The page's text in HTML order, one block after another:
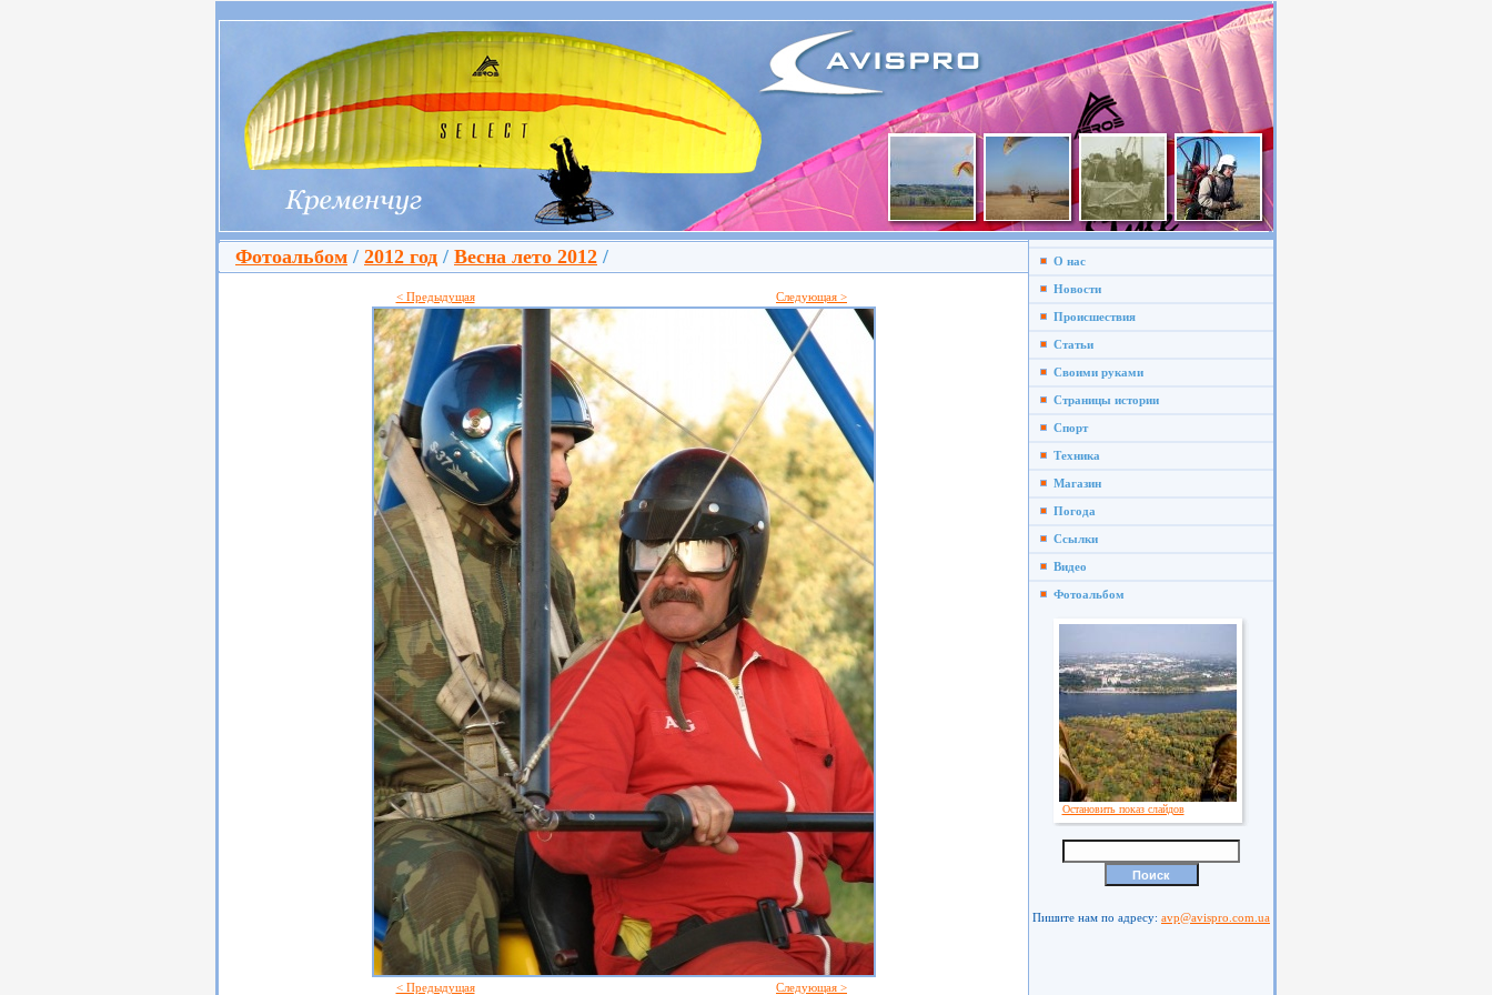
Фотоальбом / 2012 год / Весна лето 2012 /
< Предыдущая Следующая >
< Предыдущая Следующая >
О нас
Новости
Происшествия
Статьи
Своими руками
Страницы истории
Спорт
Техника
Магазин
Погода
Ссылки
Видео
Фотоальбом
Остановить показ слайдов
Пишите нам по адресу: avp@avispro.com.ua